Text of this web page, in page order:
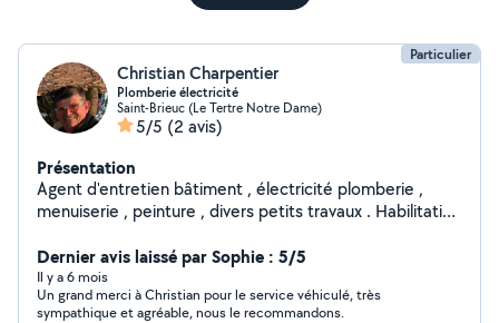
Particulier
Christian Charpentier
Plomberie électricité
Saint-Brieuc (Le Tertre Notre Dame)
5/5 (2 avis)
Présentation
Agent d'entretien bâtiment , électricité plomberie ,
menuiserie , peinture , divers petits travaux . Habilitation
Dernier avis laissé par Sophie : 5/5
Il y a 6 mois
Un grand merci à Christian pour le service véhiculé, très
sympathique et agréable, nous le recommandons.